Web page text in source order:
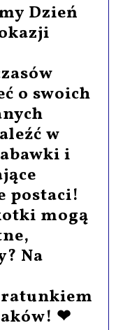
Dzień
o swoich
w
i
postaci!
mogą
Na
ratunkiem
❤